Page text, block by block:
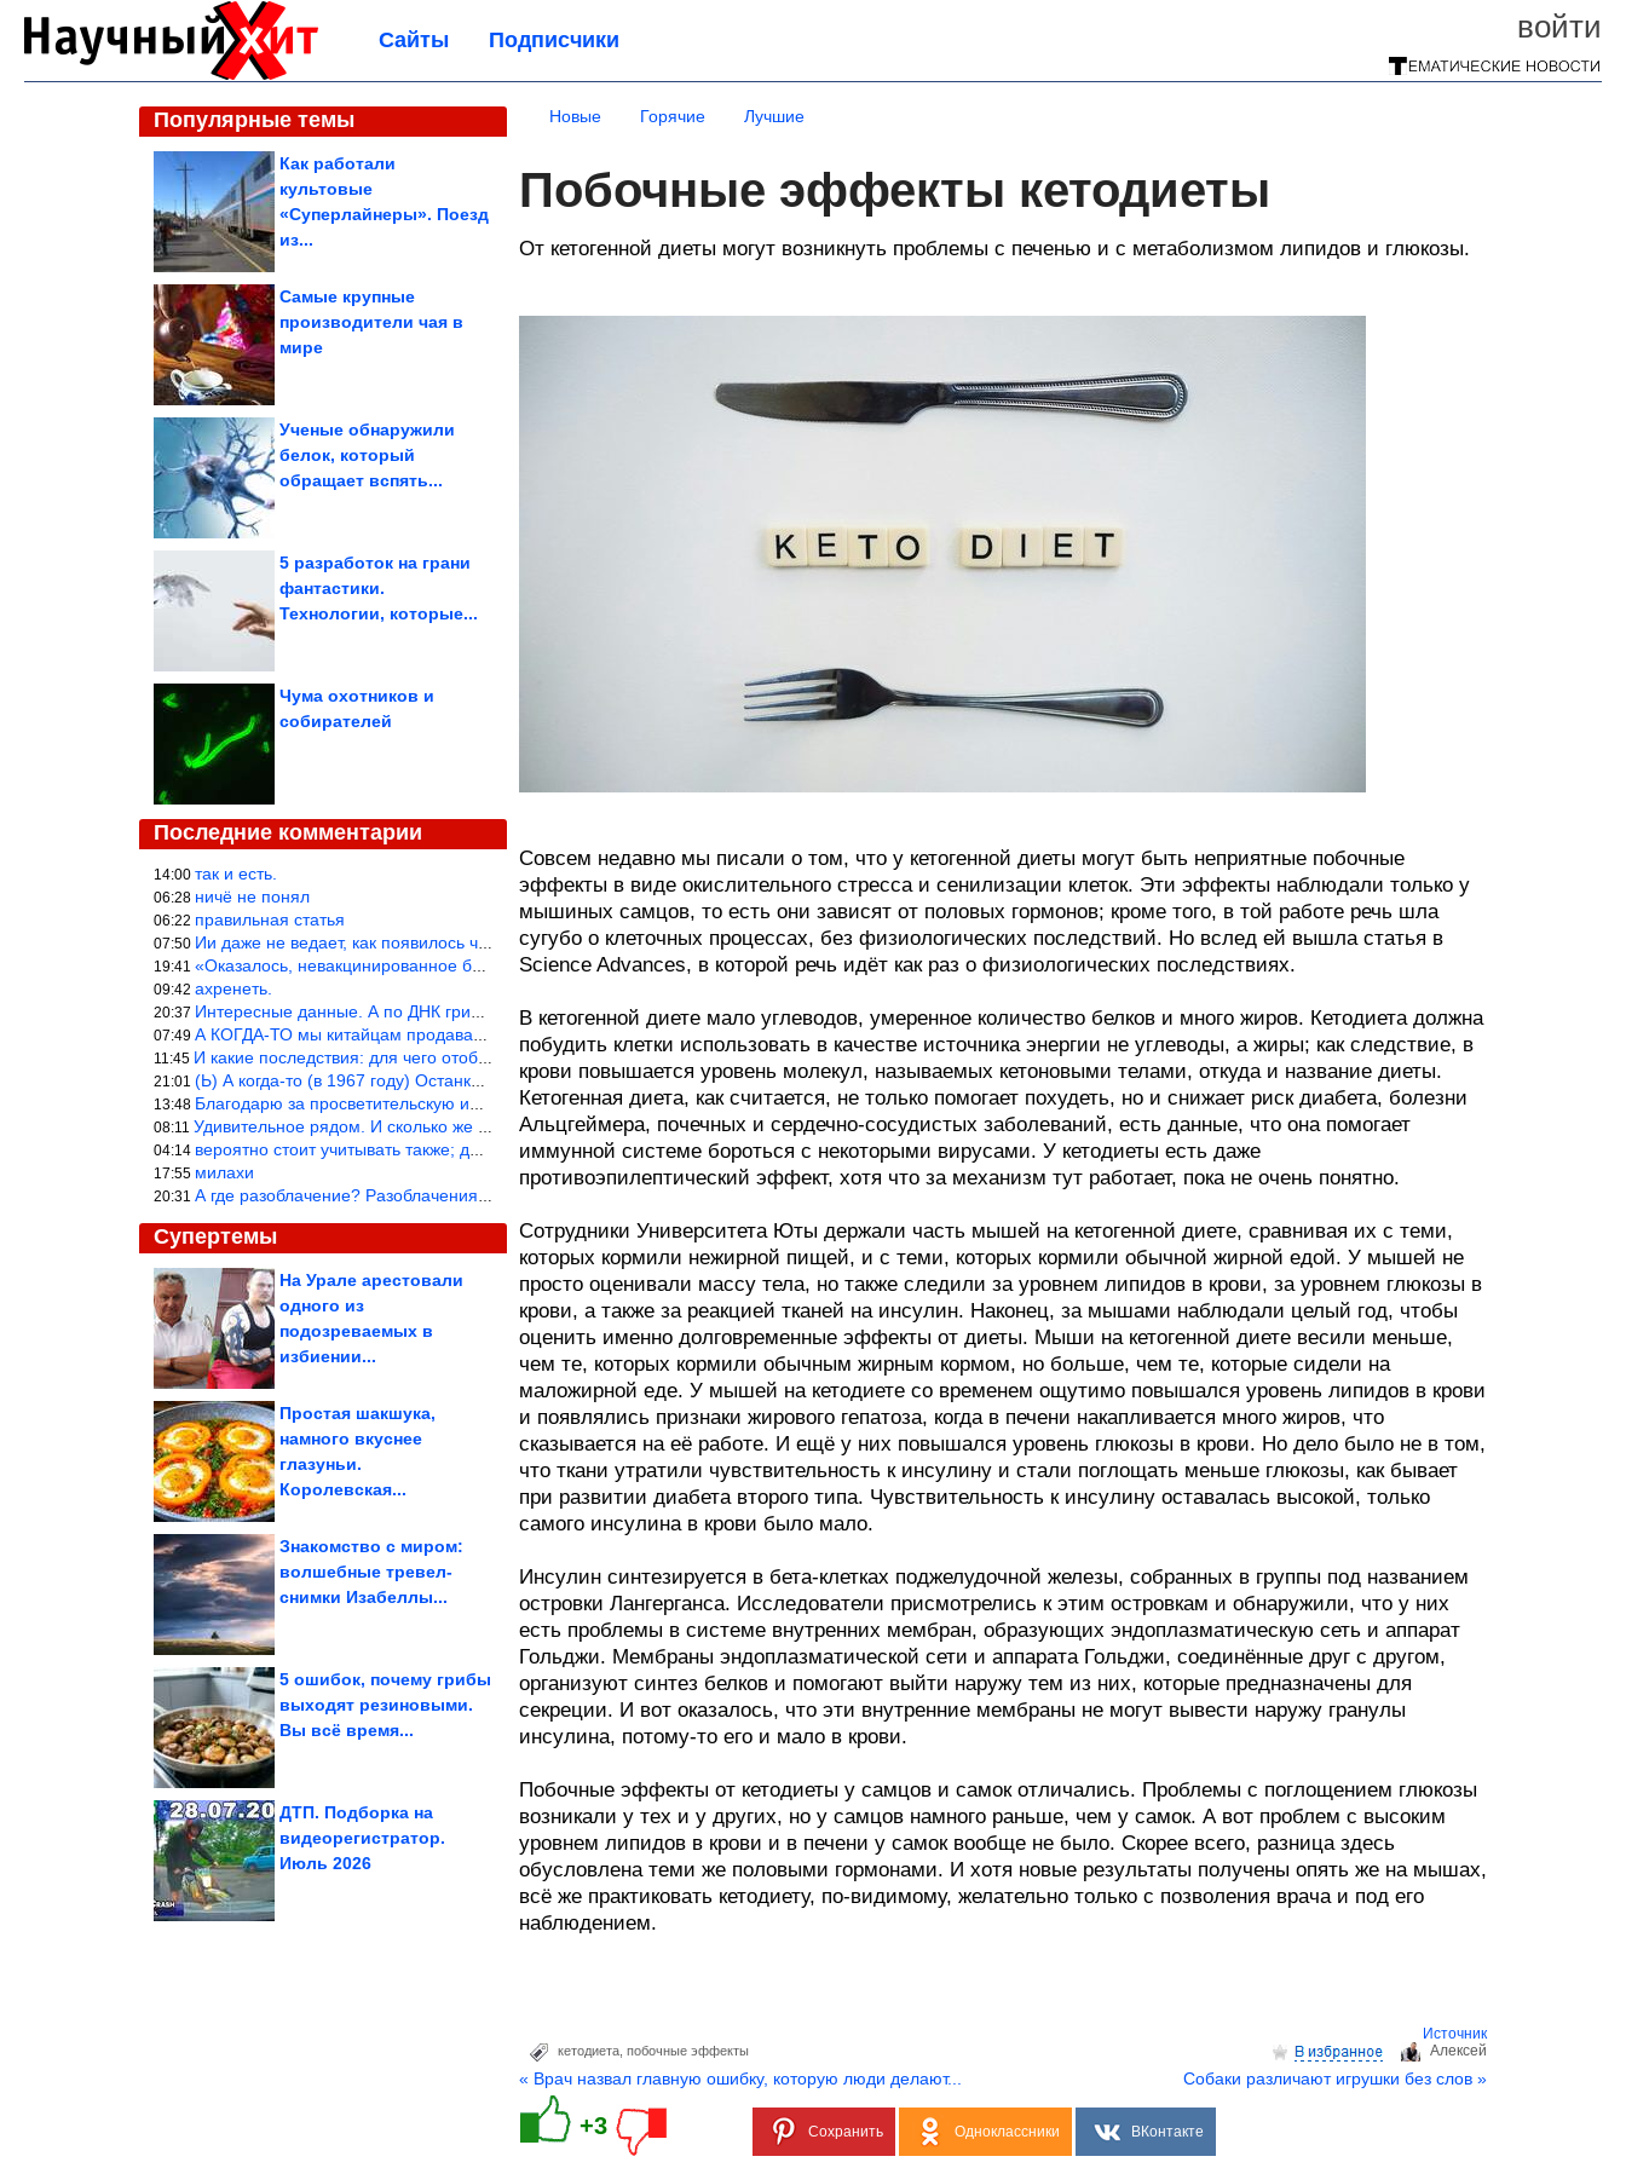
войти
Сайты Подписчики
Популярные темы
Как работали
культовые
«Суперлайнеры». Поезд
из...
Самые крупные
производители чая в
мире
Ученые обнаружили
белок, который
обращает вспять...
5 разработок на грани
фантастики.
Технологии, которые...
Чума охотников и
собирателей
Последние комментарии
14:00 так и есть.
06:28 ничё не понял
06:22 правильная статья
07:50 Ии даже не ведает, как появилось человечество и для чего оно сущ
19:41 «Оказалось, невакцинированное большинство умирает существенно ча
09:42 ахренеть.
20:37 Интересные данные. А по ДНК грибов, бактерий имеются сведения из
07:49 А КОГДА-ТО мы китайцам продавали фуфайки.
11:45 И какие последствия: для чего отобрали? или просто похвастались.
21:01 (Ь) А когда-то (в 1967 году) Останкинская телебашня была самым в
13:48 Благодарю за просветительскую информацию.
08:11 Удивительное рядом. И сколько же ещё открытий готовит Просвещень
04:14 вероятно стоит учитывать также; длительность сна сгущает кровото
17:55 милахи
20:31 А где разоблачение? Разоблачения нет — значит придётся принять к
Супертемы
Как распознать людей-
На Урале арестовали
одного из
подозреваемых в
избиении...
Простая шакшука,
намного вкуснее
глазуньи.
Королевская...
Знакомство с миром:
волшебные тревел-
снимки Изабеллы...
Почему жена Миронова
настоящую любовь
5 ошибок, почему грибы
выходят резиновыми.
Вы всё время...
cменить главу
«мусорного»
ДТП. Подборка на
видеорегистратор.
Июль 2026
Новые Горячие Лучшие
Побочные эффекты кетодиеты
От кетогенной диеты могут возникнуть проблемы с печенью и с метаболизмом липидов и глюкозы.
Совсем недавно мы писали о том, что у кетогенной диеты могут быть неприятные побочные
эффекты в виде окислительного стресса и сенилизации клеток. Эти эффекты наблюдали только у
мышиных самцов, то есть они зависят от половых гормонов; кроме того, в той работе речь шла
сугубо о клеточных процессах, без физиологических последствий. Но вслед ей вышла статья в
Science Advances, в которой речь идёт как раз о физиологических последствиях.
В кетогенной диете мало углеводов, умеренное количество белков и много жиров. Кетодиета должна
побудить клетки использовать в качестве источника энергии не углеводы, а жиры; как следствие, в
крови повышается уровень молекул, называемых кетоновыми телами, откуда и название диеты.
Кетогенная диета, как считается, не только помогает похудеть, но и снижает риск диабета, болезни
Альцгеймера, почечных и сердечно-сосудистых заболеваний, есть данные, что она помогает
иммунной системе бороться с некоторыми вирусами. У кетодиеты есть даже
противоэпилептический эффект, хотя что за механизм тут работает, пока не очень понятно.
Сотрудники Университета Юты держали часть мышей на кетогенной диете, сравнивая их с теми,
которых кормили нежирной пищей, и с теми, которых кормили обычной жирной едой. У мышей не
просто оценивали массу тела, но также следили за уровнем липидов в крови, за уровнем глюкозы в
крови, а также за реакцией тканей на инсулин. Наконец, за мышами наблюдали целый год, чтобы
оценить именно долговременные эффекты от диеты. Мыши на кетогенной диете весили меньше,
чем те, которых кормили обычным жирным кормом, но больше, чем те, которые сидели на
маложирной еде. У мышей на кетодиете со временем ощутимо повышался уровень липидов в крови
и появлялись признаки жирового гепатоза, когда в печени накапливается много жиров, что
сказывается на её работе. И ещё у них повышался уровень глюкозы в крови. Но дело было не в том,
что ткани утратили чувствительность к инсулину и стали поглощать меньше глюкозы, как бывает
при развитии диабета второго типа. Чувствительность к инсулину оставалась высокой, только
самого инсулина в крови было мало.
Инсулин синтезируется в бета-клетках поджелудочной железы, собранных в группы под названием
островки Лангерганса. Исследователи присмотрелись к этим островкам и обнаружили, что у них
есть проблемы в системе внутренних мембран, образующих эндоплазматическую сеть и аппарат
Гольджи. Мембраны эндоплазматической сети и аппарата Гольджи, соединённые друг с другом,
организуют синтез белков и помогают выйти наружу тем из них, которые предназначены для
секреции. И вот оказалось, что эти внутренние мембраны не могут вывести наружу гранулы
инсулина, потому-то его и мало в крови.
Побочные эффекты от кетодиеты у самцов и самок отличались. Проблемы с поглощением глюкозы
возникали у тех и у других, но у самцов намного раньше, чем у самок. А вот проблем с высоким
уровнем липидов в крови и в печени у самок вообще не было. Скорее всего, разница здесь
обусловлена теми же половыми гормонами. И хотя новые результаты получены опять же на мышах,
всё же практиковать кетодиету, по-видимому, желательно только с позволения врача и под его
наблюдением.
Источник
Aлексей
кетодиета побочные эффекты
« Врач назвал главную ошибку, которую люди делают... Собаки различают игрушки без слов »
+3 Сохранить Одноклассники ВКонтакте